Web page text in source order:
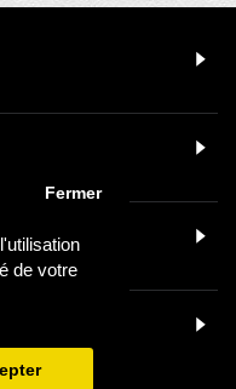
de votre
Fermer